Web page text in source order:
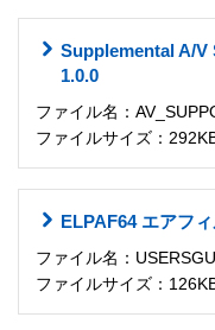
Supplemental A/
1.0.0
ファイル名：
ファイルサイズ：
ELPAF64 エアフ
ファイル名：
ファイルサイズ：